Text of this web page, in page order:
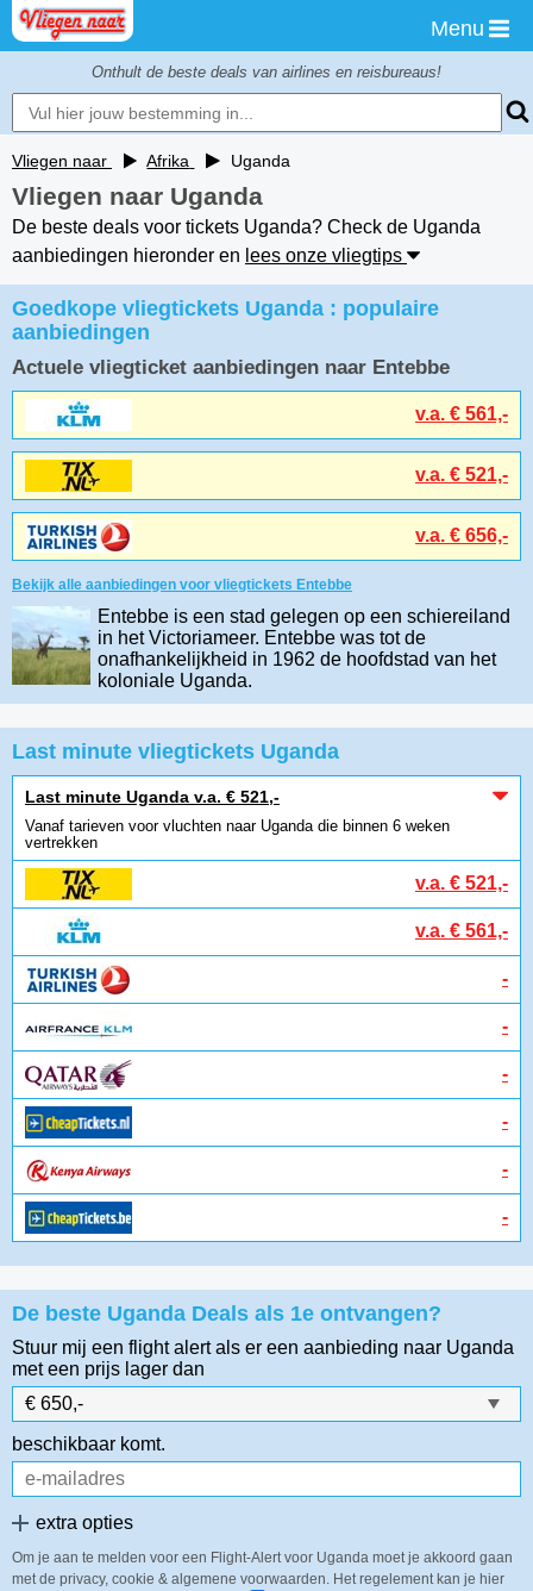
Menu
Onthult de beste deals van airlines en reisbureaus!
Vliegen naar Afrika Uganda
Vliegen naar Uganda
De beste deals voor tickets Uganda? Check de Uganda
aanbiedingen hieronder en lees onze vliegtips
Goedkope vliegtickets Uganda : populaire
aanbiedingen
Actuele vliegticket aanbiedingen naar Entebbe
v.a. € 561,-
v.a. € 521,-
v.a. € 656,-
Bekijk alle aanbiedingen voor vliegtickets Entebbe
Entebbe is een stad gelegen op een schiereiland
in het Victoriameer. Entebbe was tot de
onafhankelijkheid in 1962 de hoofdstad van het
koloniale Uganda.
Last minute vliegtickets Uganda
Last minute Uganda v.a. € 521,-
Vanaf tarieven voor vluchten naar Uganda die binnen 6 weken
vertrekken
v.a. € 521,-
v.a. € 561,-
-
-
-
-
-
-
De beste Uganda Deals als 1e ontvangen?
Stuur mij een flight alert als er een aanbieding naar Uganda
met een prijs lager dan
beschikbaar komt.
extra opties
Om je aan te melden voor een Flight-Alert voor Uganda moet je akkoord gaan
met de privacy, cookie & algemene voorwaarden. Het regelement kan je hier